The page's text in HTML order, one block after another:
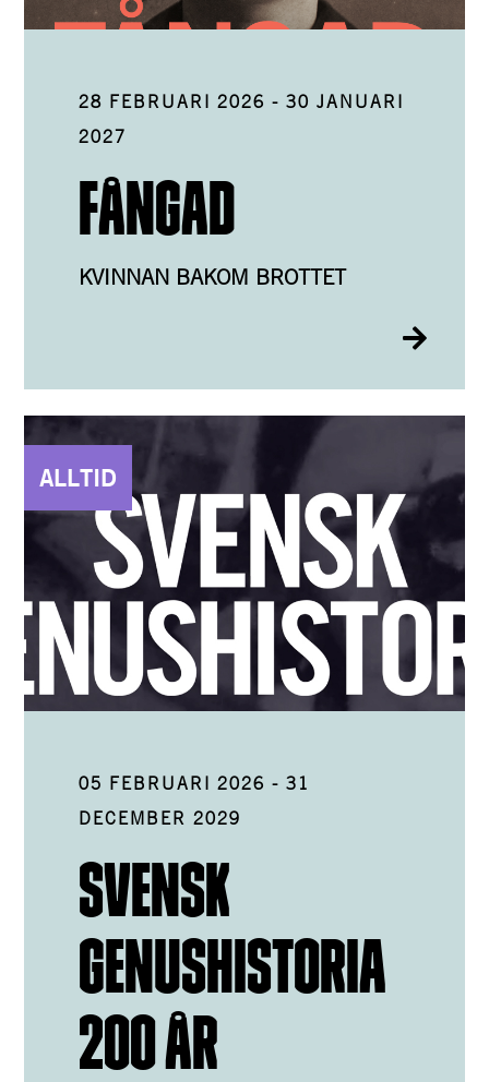
28 FEBRUARI 2026 -30 JANUARI
2027
FÅNGAD
KVINNAN BAKOM BROTTET
ALLTID
05 FEBRUARI 2026 -31
DECEMBER 2029
SVENSK
GENUSHISTORIA
200 ÅR